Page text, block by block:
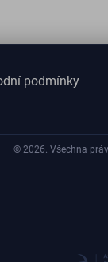
podmínky
© 2026. Všechna